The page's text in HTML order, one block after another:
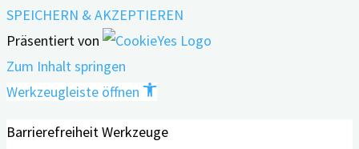
SPEICHERN & AKZEPTIEREN
Präsentiert von
Zum Inhalt springen
Werkzeugleiste öffnen
Barrierefreiheit Werkzeuge